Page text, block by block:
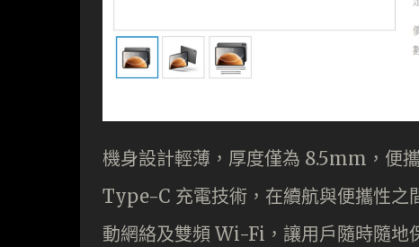
機身設計輕薄，厚度僅為 8.5mm，便
Type-C 充電技術，在續航與便攜性之
動網絡及雙頻 Wi-Fi，讓用戶隨時隨地